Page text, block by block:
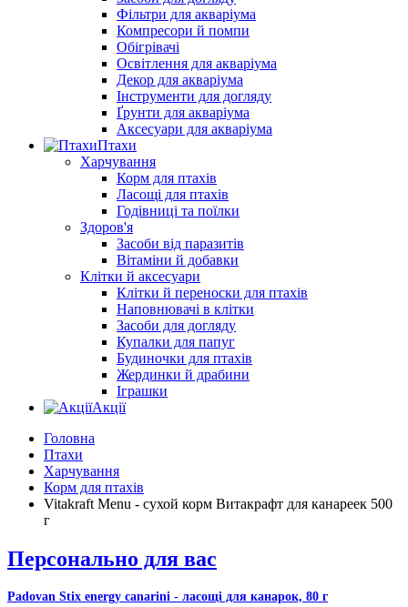
Фільтри для акваріума
Компресори й помпи
Обігрівачі
Освітлення для акваріума
Декор для акваріума
Інструменти для догляду
Ґрунти для акваріума
Аксесуари для акваріума
Птахи
Харчування
Корм для птахів
Ласощі для птахів
Годівниці та поїлки
Здоров'я
Засоби від паразитів
Вітаміни й добавки
Клітки й аксесуари
Клітки й переноски для птахів
Наповнювачі в клітки
Засоби для догляду
Купалки для папуг
Будиночки для птахів
Жердинки й драбини
Іграшки
Акції
Головна
Птахи
Харчування
Корм для птахів
Vitakraft Menu - сухой корм Витакрафт для канареек 500
г
Персонально для вас
Padovan Stix energy canarini - ласощі для канарок, 80 г